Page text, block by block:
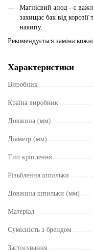
Магнієвий анод - є
захищає бак від
накипу.
Рекомендується заміна
Характеристики
Виробник
Країна виробник
Довжина (мм)
Діаметр (мм)
Тип кріплення
Різьблення шпильки
Довжина шпильки (мм)
Матеріал
Сумісність з брендом
Застосування